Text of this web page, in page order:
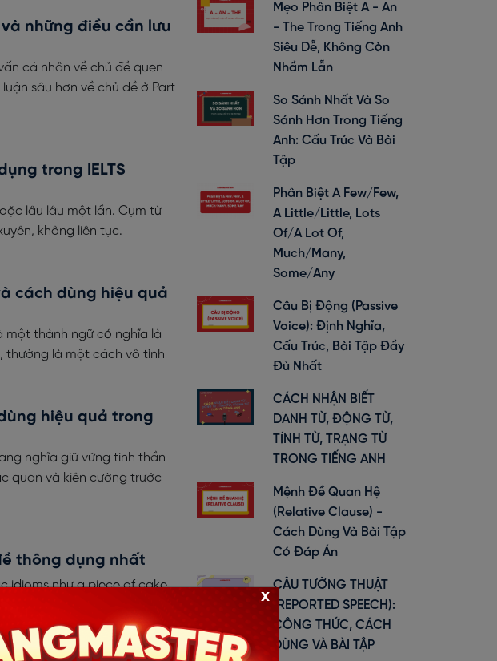
những điều cần lưu
cá nhân về chủ đề quen
sâu hơn về chủ đề ở Part
trong IELTS
lâu lâu một lần. Cụm từ
không liên tục.
cách dùng hiệu quả
một thành ngữ có nghĩa là
là một cách vô tình
hiệu quả trong
nghĩa giữ vững tinh thần
quan và kiên cường trước
thông dụng nhất
idioms như a piece of cake,
nói phong phú, sâu sắc và
Mẹo Phân Biệt A - An
- The Trong Tiếng Anh
Siêu Dễ, Không Còn
Nhầm Lẫn
So Sánh Nhất Và So
Sánh Hơn Trong Tiếng
Anh: Cấu Trúc Và Bài
Tập
Phân Biệt A Few/Few,
A Little/Little, Lots
Of/A Lot Of,
Much/Many,
Some/Any
Câu Bị Động (Passive
Voice): Định Nghĩa,
Cấu Trúc, Bài Tập Đầy
Đủ Nhất
CÁCH NHẬN BIẾT
DANH TỪ, ĐỘNG TỪ,
TÍNH TỪ, TRẠNG TỪ
TRONG TIẾNG ANH
Mệnh Đề Quan Hệ
(Relative Clause) -
Cách Dùng Và Bài Tập
Có Đáp Án
CÂU TƯỜNG THUẬT
(REPORTED SPEECH):
CÔNG THỨC, CÁCH
DÙNG VÀ BÀI TẬP
x